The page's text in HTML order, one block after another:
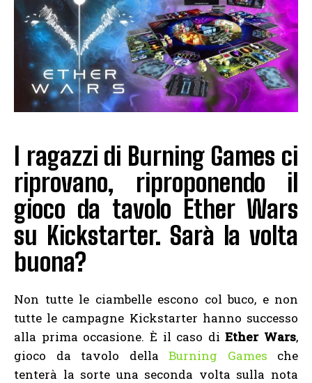
I ragazzi di Burning Games ci
riprovano, riproponendo il
gioco da tavolo Ether Wars
su Kickstarter. Sarà la volta
buona?
Non tutte le ciambelle escono col buco, e non
tutte le campagne Kickstarter hanno successo
alla prima occasione. È il caso diEther Wars,
gioco da tavolo della Burning Games che
tenterà la sorte una seconda volta sulla nota